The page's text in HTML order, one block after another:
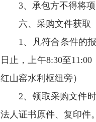
3、承包方不得将
六、采购文件获取
1、凡符合条件的
日止，上午8:30至
红山窑水利枢纽旁）
2、领取采购文件
法人证书原件、复印件